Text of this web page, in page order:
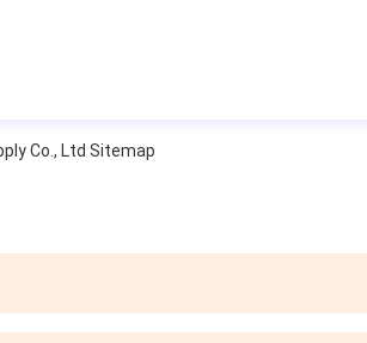
Co., Ltd Sitemap